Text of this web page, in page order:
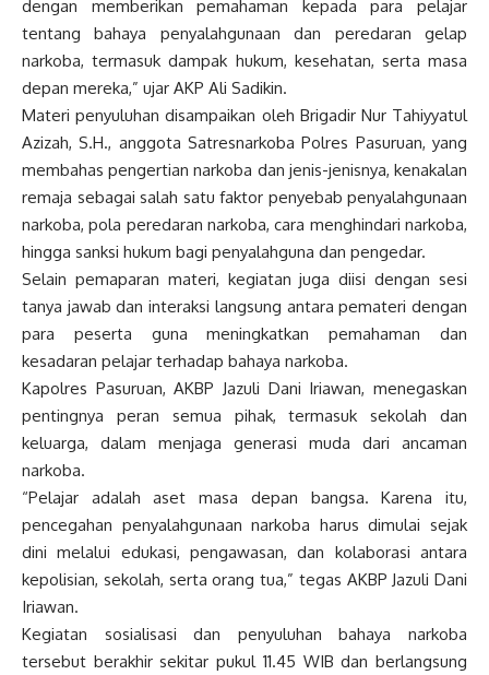
dengan memberikan pemahaman kepada para pelajar
tentang bahaya penyalahgunaan dan peredaran gelap
narkoba, termasuk dampak hukum, kesehatan, serta masa
depan mereka,” ujar AKP Ali Sadikin.
Materi penyuluhan disampaikan oleh Brigadir Nur Tahiyyatul
Azizah, S.H., anggota Satresnarkoba Polres Pasuruan, yang
membahas pengertian narkoba dan jenis-jenisnya, kenakalan
remaja sebagai salah satu faktor penyebab penyalahgunaan
narkoba, pola peredaran narkoba, cara menghindari narkoba,
hingga sanksi hukum bagi penyalahguna dan pengedar.
Selain pemaparan materi, kegiatan juga diisi dengan sesi
tanya jawab dan interaksi langsung antara pemateri dengan
para peserta guna meningkatkan pemahaman dan
kesadaran pelajar terhadap bahaya narkoba.
Kapolres Pasuruan, AKBP Jazuli Dani Iriawan, menegaskan
pentingnya peran semua pihak, termasuk sekolah dan
keluarga, dalam menjaga generasi muda dari ancaman
narkoba.
“Pelajar adalah aset masa depan bangsa. Karena itu,
pencegahan penyalahgunaan narkoba harus dimulai sejak
dini melalui edukasi, pengawasan, dan kolaborasi antara
kepolisian, sekolah, serta orang tua,” tegas AKBP Jazuli Dani
Iriawan.
Kegiatan sosialisasi dan penyuluhan bahaya narkoba
tersebut berakhir sekitar pukul 11.45 WIB dan berlangsung